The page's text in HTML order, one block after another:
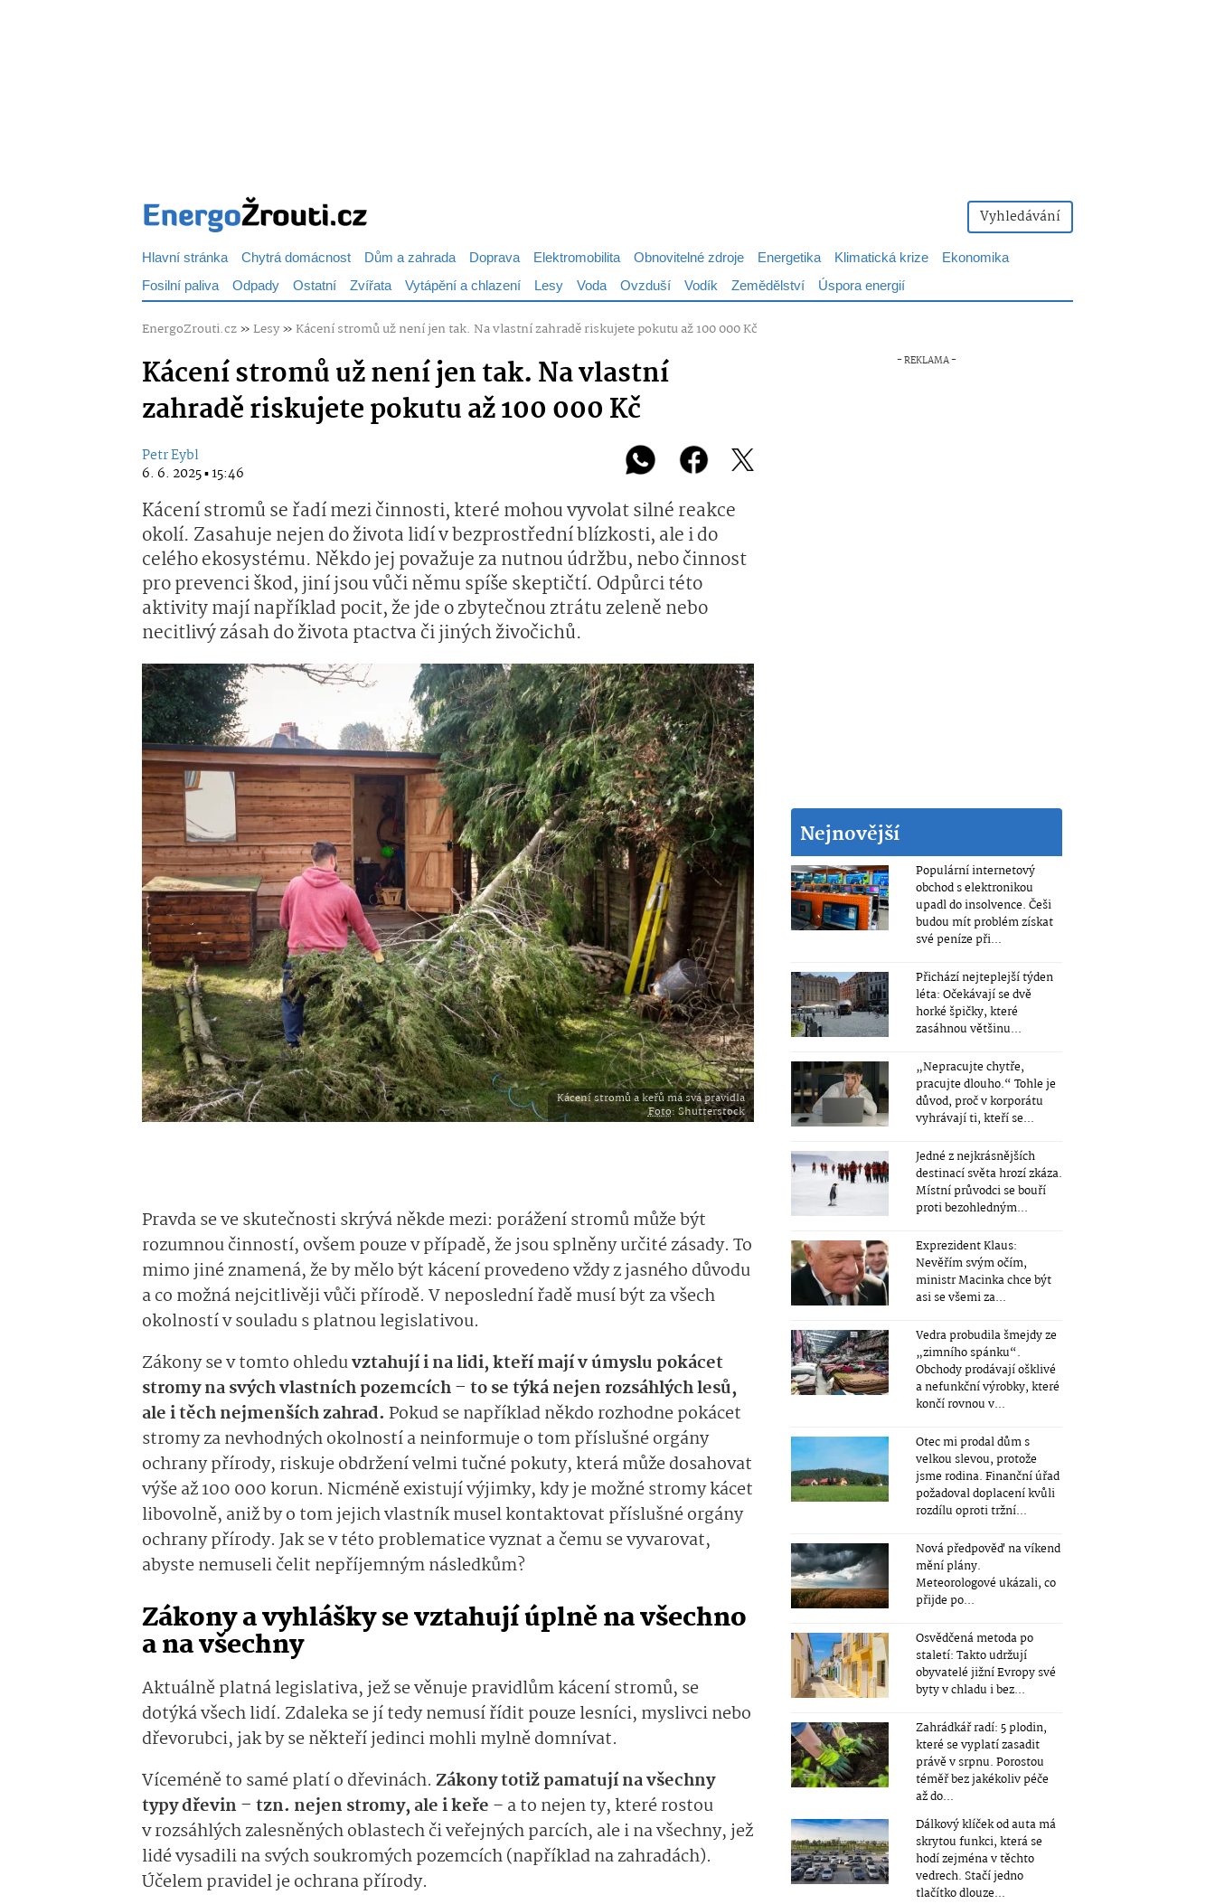
Vyhledávání
Hlavní stránka Chytrá domácnost Dům a zahrada Doprava Elektromobilita Obnovitelné zdroje Energetika Klimatická krize
Ekonomika
Fosilní paliva Odpady Ostatní Zvířata Vytápění a chlazení Lesy Voda Ovzduší Vodík Zemědělství Úspora energií
EnergoZrouti.cz»Lesy»Kácení stromů už není jen tak. Na vlastní zahradě riskujete pokutu až 100 000 Kč
Kácení stromů už není jen tak. Na vlastní
zahradě riskujete pokutu až 100 000 Kč
Petr Eybl
6. 6. 2025 ▪ 15:46
Kácení stromů se řadí mezi činnosti, které mohou vyvolat silné reakce
okolí. Zasahuje nejen do života lidí v bezprostřední blízkosti, ale i do
celého ekosystému. Někdo jej považuje za nutnou údržbu, nebo činnost
pro prevenci škod, jiní jsou vůči němu spíše skeptičtí. Odpůrci této
aktivity mají například pocit, že jde o zbytečnou ztrátu zeleně nebo
necitlivý zásah do života ptactva či jiných živočichů.
Kácení stromů a keřů má svá pravidla
Foto: Shutterstock
Pravda se ve skutečnosti skrývá někde mezi: porážení stromů může být
rozumnou činností, ovšem pouze v případě, že jsou splněny určité zásady. To
mimo jiné znamená, že by mělo být kácení provedeno vždy z jasného důvodu
a co možná nejcitlivěji vůči přírodě. V neposlední řadě musí být za všech
okolností v souladu s platnou legislativou.
Zákony se v tomto ohleduvztahují i na lidi, kteří mají v úmyslu pokácet
stromy na svých vlastních pozemcích – to se týká nejen rozsáhlých lesů,
ale i těch nejmenších zahrad. Pokud se například někdo rozhodne pokácet
stromy za nevhodných okolností a neinformuje o tom příslušné orgány
ochrany přírody, riskuje obdržení velmi tučné pokuty, která může dosahovat
výše až 100 000 korun. Nicméně existují výjimky, kdy je možné stromy kácet
libovolně, aniž by o tom jejich vlastník musel kontaktovat příslušné orgány
ochrany přírody. Jak se v této problematice vyznat a čemu se vyvarovat,
abyste nemuseli čelit nepříjemným následkům?
Zákony a vyhlášky se vztahují úplně na všechno
a na všechny
Aktuálně platná legislativa, jež se věnuje pravidlům kácení stromů, se
dotýká všech lidí. Zdaleka se jí tedy nemusí řídit pouze lesníci, myslivci nebo
dřevorubci, jak by se někteří jedinci mohli mylně domnívat.
Víceméně to samé platí o dřevinách. Zákony totiž pamatují na všechny
typy dřevin – tzn. nejen stromy, ale i keře – a to nejen ty, které rostou
v rozsáhlých zalesněných oblastech či veřejných parcích, ale i na všechny, jež
lidé vysadili na svých soukromých pozemcích (například na zahradách).
Účelem pravidel je ochrana přírody.
Nejnovější
Populární internetový
obchod s elektronikou
upadl do insolvence. Češi
budou mít problém získat
své peníze při...
Přichází nejteplejší týden
léta: Očekávají se dvě
horké špičky, které
zasáhnou většinu...
„Nepracujte chytře,
pracujte dlouho.“ Tohle je
důvod, proč v korporátu
vyhrávají ti, kteří se...
Jedné z nejkrásnějších
destinací světa hrozí zkáza.
Místní průvodci se bouří
proti bezohledným...
Exprezident Klaus:
Nevěřím svým očím,
ministr Macinka chce být
asi se všemi za...
Vedra probudila šmejdy ze
„zimního spánku“.
Obchody prodávají ošklivé
a nefunkční výrobky, které
končí rovnou v...
Otec mi prodal dům s
velkou slevou, protože
jsme rodina. Finanční úřad
požadoval doplacení kvůli
rozdílu oproti tržní...
Nová předpověď na víkend
mění plány.
Meteorologové ukázali, co
přijde po...
Osvědčená metoda po
staletí: Takto udržují
obyvatelé jižní Evropy své
byty v chladu i bez...
Zahrádkář radí: 5 plodin,
které se vyplatí zasadit
právě v srpnu. Porostou
téměř bez jakékoliv péče
až do...
Dálkový klíček od auta má
skrytou funkci, která se
hodí zejména v těchto
vedrech. Stačí jedno
tlačítko dlouze...